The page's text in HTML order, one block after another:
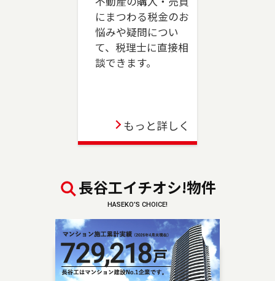
売却、ご購入をご検討の方は、是非ご相談くだ
さい。フリーダイアル（0120-039-845）よりお
のお住まいのご売却、 ご購入をご検討の方は、
是非ご相談ください。 フリーダイアル（0120-
2023-04-06
板橋店が移転のうえ、池袋センターとしてオープ
ンしました。豊島区・板橋区・文京区のお住ま
いのご売却、 ご購入をご検討の方は、是非ご相
談ください。 フリーダイアル（0120-875-101）
よりお気軽にどうぞ！
にまつわる税金のお
悩みや疑問につい
て、税理士に直接相
談できます。
もっと詳しく
長谷工イチオシ!物件
HASEKO’S CHOICE!